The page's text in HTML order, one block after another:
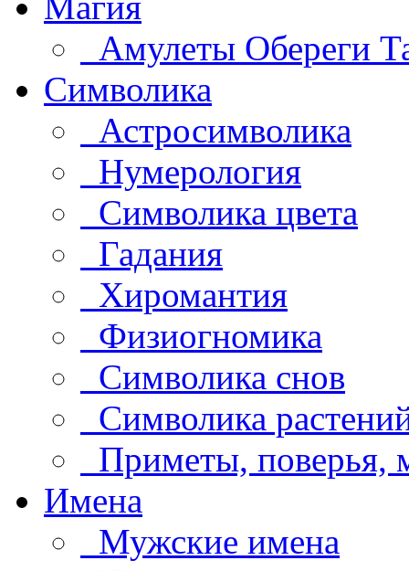
Амулеты Обереги
Символика
Астросимволика
Нумерология
Символика цвета
Гадания
Хиромантия
Физиогномика
Символика снов
Символика
Приметы, поверья,
Имена
Мужские имена